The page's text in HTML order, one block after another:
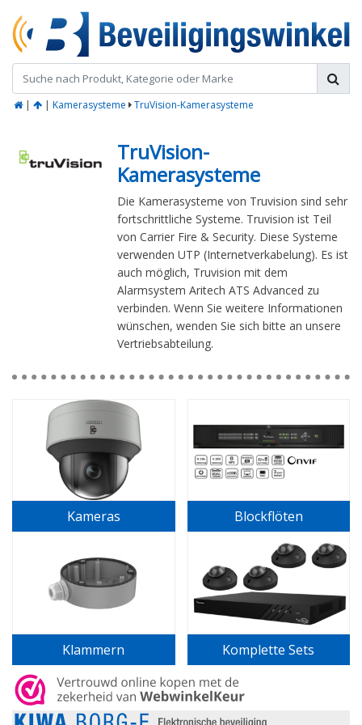
| | Kamerasysteme TruVision-Kamerasysteme
TruVision-
Kamerasysteme
Die Kamerasysteme von Truvision sind sehr
fortschrittliche Systeme. Truvision ist Teil
von Carrier Fire & Security. Diese Systeme
verwenden UTP (Internetverkabelung). Es ist
auch möglich, Truvision mit dem
Alarmsystem Aritech ATS Advanced zu
verbinden. Wenn Sie weitere Informationen
wünschen, wenden Sie sich bitte an unsere
Vertriebsabteilung.
Kameras Blockflöten
Klammern Komplette Sets